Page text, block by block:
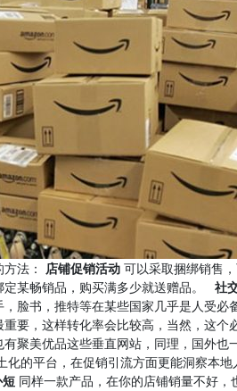
法： 店铺促销活动 可以采取捆绑销售
某畅销品，购买满多少就送赠品。 社
脸书，推特等在某些国家几乎是人受必
要，这样转化率会比较高，当然，这
聚美优品这些垂直网站，同理，国外
化的平台，在促销引流方面更能洞察本
短 同样一款产品，在你的店铺销量不好